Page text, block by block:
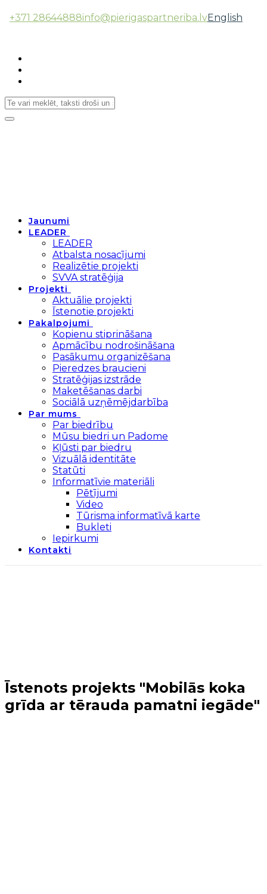
+371 28644888info@pierigaspartneriba.lvEnglish
Toggle
Jaunumi
LEADER
LEADER
Atbalsta nosacījumi
Realizētie projekti
SVVA stratēģija
Projekti
Aktuālie projekti
Īstenotie projekti
Pakalpojumi
Kopienu stiprināšana
Apmācību nodrošināšana
Pasākumu organizēšana
Pieredzes braucieni
Stratēģijas izstrāde
Maketēšanas darbi
Sociālā uzņēmējdarbība
Par mums
Par biedrību
Mūsu biedri un Padome
Kļūsti par biedru
Vizuālā identitāte
Statūti
Informatīvie materiāli
Pētījumi
Video
Tūrisma informatīvā karte
Bukleti
Iepirkumi
Kontakti
Īstenots projekts "Mobilās koka
grīda ar tērauda pamatni iegāde"